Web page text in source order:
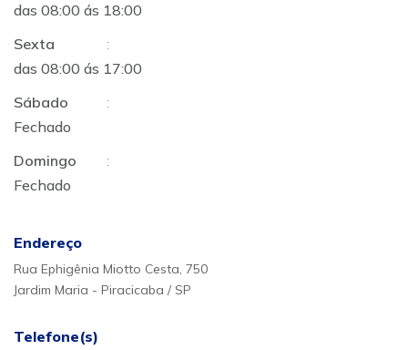
das 08:00 ás 18:00
Sexta
:
das 08:00 ás 17:00
Sábado
:
Fechado
Domingo
:
Fechado
Endereço
Rua Ephigênia Miotto Cesta, 750
Jardim Maria - Piracicaba / SP
Telefone(s)